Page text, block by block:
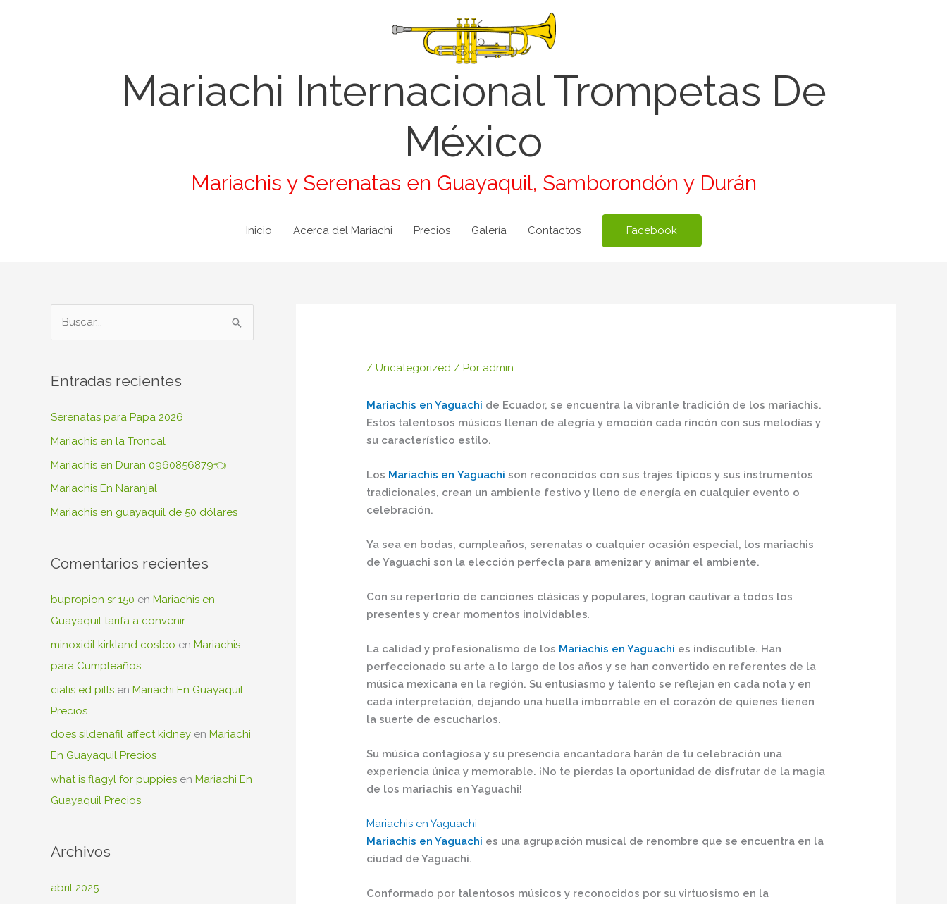
Mariachi Internacional Trompetas De
México
Mariachis y Serenatas en Guayaquil, Samborondón y Durán
Inicio Acerca del Mariachi Precios Galería Contactos Facebook
c
a
r
:
Entradas recientes
Serenatas para Papa 2026
Mariachis en la Troncal
Mariachis en Duran 0960856879👈
Mariachis En Naranjal
Mariachis en guayaquil de 50 dólares
Comentarios recientes
bupropion sr 150 en Mariachis en
Guayaquil tarifa a convenir
minoxidil kirkland costco en Mariachis
para Cumpleaños
cialis ed pills en Mariachi En Guayaquil
Precios
does sildenafil affect kidney en Mariachi
En Guayaquil Precios
what is flagyl for puppies en Mariachi En
Guayaquil Precios
Archivos
abril 2025
/Uncategorized / Por admin
Mariachis en Yaguachi de Ecuador, se encuentra la vibrante tradición de los mariachis.
Estos talentosos músicos llenan de alegría y emoción cada rincón con sus melodías y
su característico estilo.
Los Mariachis en Yaguachi son reconocidos con sus trajes típicos y sus instrumentos
tradicionales, crean un ambiente festivo y lleno de energía en cualquier evento o
celebración.
Ya sea en bodas, cumpleaños, serenatas o cualquier ocasión especial, los mariachis
de Yaguachi son la elección perfecta para amenizar y animar el ambiente.
Con su repertorio de canciones clásicas y populares, logran cautivar a todos los
presentes y crear momentos inolvidables.
La calidad y profesionalismo de los Mariachis en Yaguachi es indiscutible. Han
perfeccionado su arte a lo largo de los años y se han convertido en referentes de la
música mexicana en la región. Su entusiasmo y talento se reflejan en cada nota y en
cada interpretación, dejando una huella imborrable en el corazón de quienes tienen
la suerte de escucharlos.
Su música contagiosa y su presencia encantadora harán de tu celebración una
experiencia única y memorable. ¡No te pierdas la oportunidad de disfrutar de la magia
de los mariachis en Yaguachi!
Mariachis en Yaguachi
Mariachis en Yaguachi es una agrupación musical de renombre que se encuentra en la
ciudad de Yaguachi.
Conformado por talentosos músicos y reconocidos por su virtuosismo en la